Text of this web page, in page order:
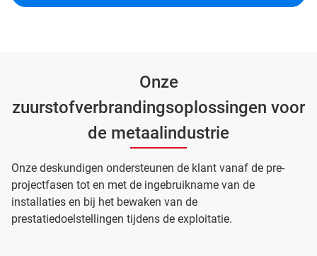
Onze
zuurstofverbrandingsoplossingen voor
de metaalindustrie
Onze deskundigen ondersteunen de klant vanaf de pre-
projectfasen tot en met de ingebruikname van de
installaties en bij het bewaken van de
prestatiedoelstellingen tijdens de exploitatie.